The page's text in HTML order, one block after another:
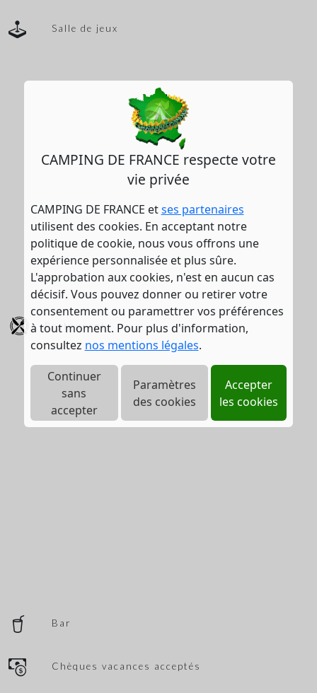
CAMPING DE FRANCE respecte votre
vie privée
CAMPING DE FRANCE etses partenaires
utilisent des cookies. En acceptant notre
politique de cookie, nous vous offrons une
expérience personnalisée et plus sûre.
L'approbation aux cookies, n'est en aucun cas
décisif. Vous pouvez donner ou retirer votre
consentement ou paramettrer vos préférences
à tout moment. Pour plus d'information,
consultez nos mentions légales.
Continuer
sans
accepter
Paramètres
des cookies
Accepter
les cookies
Salle de jeux
Restaurant
Bar
Chèques vacances acceptés